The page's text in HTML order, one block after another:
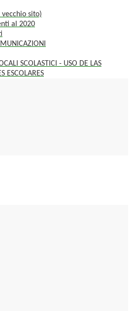
sito)
al 2020
SCOLASTICI - USO DE LAS
ESCOLARES